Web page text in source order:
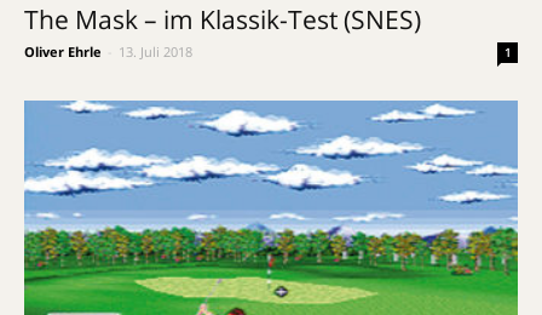
The Mask – im Klassik-Test (SNES)
Oliver Ehrle 13. Juli 2018 1